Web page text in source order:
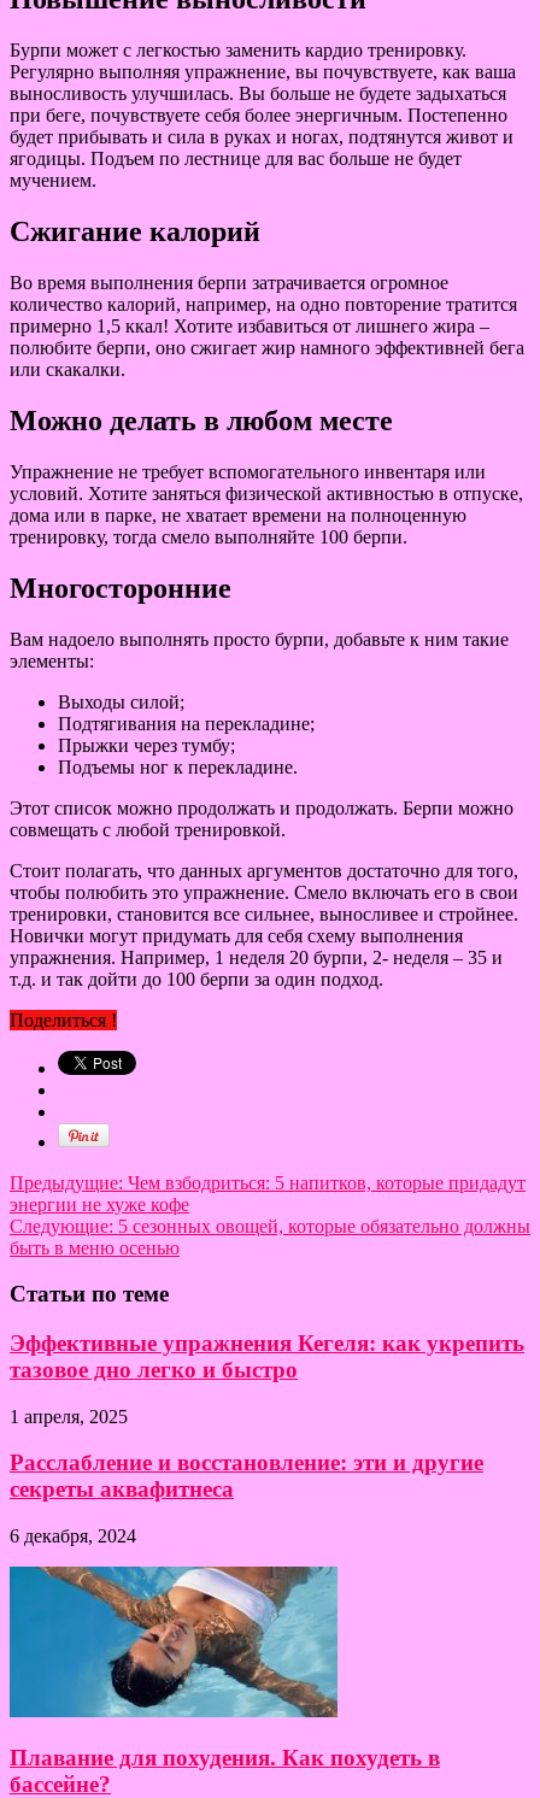
Бурпи может с легкостью заменить кардио тренировку.
Регулярно выполняя упражнение, вы почувствуете, как ваша
выносливость улучшилась. Вы больше не будете задыхаться
при беге, почувствуете себя более энергичным. Постепенно
будет прибывать и сила в руках и ногах, подтянутся живот и
ягодицы. Подъем по лестнице для вас больше не будет
мучением.
Сжигание калорий
Во время выполнения берпи затрачивается огромное
количество калорий, например, на одно повторение тратится
примерно 1,5 ккал! Хотите избавиться от лишнего жира –
полюбите берпи, оно сжигает жир намного эффективней бега
или скакалки.
Можно делать в любом месте
Упражнение не требует вспомогательного инвентаря или
условий. Хотите заняться физической активностью в отпуске,
дома или в парке, не хватает времени на полноценную
тренировку, тогда смело выполняйте 100 берпи.
Многосторонние
Вам надоело выполнять просто бурпи, добавьте к ним такие
элементы:
Выходы силой;
Подтягивания на перекладине;
Прыжки через тумбу;
Подъемы ног к перекладине.
Этот список можно продолжать и продолжать. Берпи можно
совмещать с любой тренировкой.
Стоит полагать, что данных аргументов достаточно для того,
чтобы полюбить это упражнение. Смело включать его в свои
тренировки, становится все сильнее, выносливее и стройнее.
Новички могут придумать для себя схему выполнения
упражнения. Например, 1 неделя 20 бурпи, 2- неделя – 35 и
т.д. и так дойти до 100 берпи за один подход.
Поделиться !
Предыдущие: Чем взбодриться: 5 напитков, которые придадут
энергии не хуже кофе
Следующие: 5 сезонных овощей, которые обязательно должны
быть в меню осенью
Статьи по теме
Эффективные упражнения Кегеля: как укрепить
тазовое дно легко и быстро
1 апреля, 2025
Расслабление и восстановление: эти и другие
секреты аквафитнеса
6 декабря, 2024
Плавание для похудения. Как похудеть в
бассейне?